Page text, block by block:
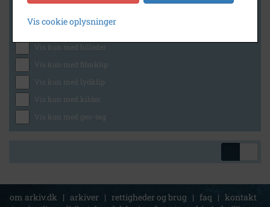
Generelt
Vis kun med billeder
Vis kun med filmklip
Vis kun med lydklip
Vis kun med kilder
Vis kun med geo-tag
om arkiv.dk | arkiver | rettigheder og brug | faq | kontakt
Vis cookie oplysninger